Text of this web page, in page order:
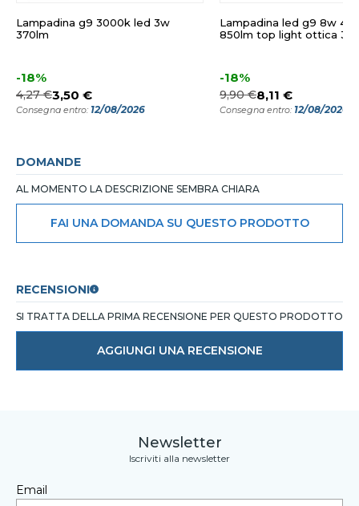
Lampadina g9 3000k led 3w
370lm
-18%
4,27 €3,50 €
Consegna entro: 12/08/2026
Lampadina led g9 8w
850lm top light ottica
-18%
9,90 €8,11 €
Consegna entro: 12/08/2026
DOMANDE
AL MOMENTO LA DESCRIZIONE SEMBRA CHIARA
FAI UNA DOMANDA SU QUESTO PRODOTTO
RECENSIONI
SI TRATTA DELLA PRIMA RECENSIONE PER QUESTO PRODOTTO
AGGIUNGI UNA RECENSIONE
Newsletter
Iscriviti alla newsletter
Email